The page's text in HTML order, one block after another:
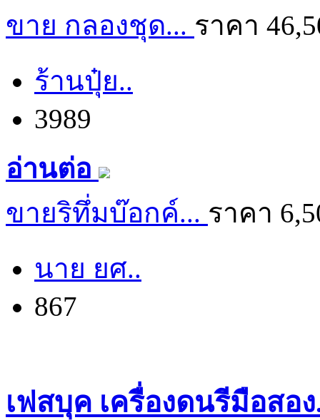
ขาย กลองชุด... ราคา
ร้านปุ๋ย..
3989
อ่านต่อ
ขายริทึ่มบ๊อกค์... ราคา
นาย ยศ..
867
เฟสบุค เครื่องดนรีมือสอง